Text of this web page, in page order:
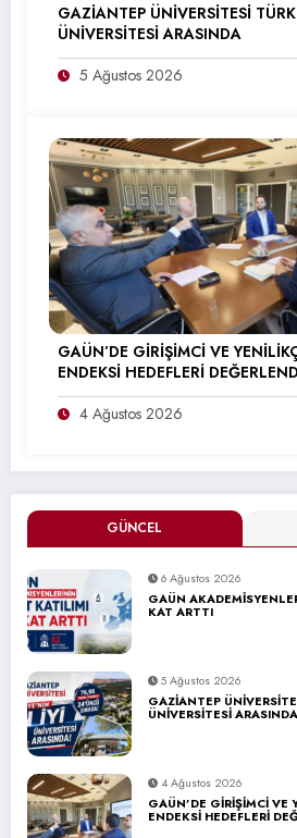
GÜNCEL
6 Ağustos 2026
GAÜN
KAT ARTTI
5 Ağustos 2026
GAZİANTEP
ÜNİVERSİTESİ ARASINDA
4 Ağustos 2026
GAÜN’DE GİRİŞİMCİ VE
ENDEKSİ HEDEFLERİ
GAZİANTEP ÜNİVERSİTESİ
ÜNİVERSİTESİ ARASINDA
5 Ağustos 2026
GAÜN’DE GİRİŞİMCİ VE
ENDEKSİ HEDEFLERİ
4 Ağustos 2026